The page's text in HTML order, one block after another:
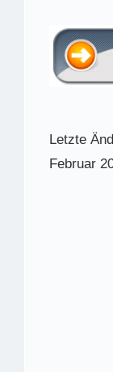
Letzte
Februar